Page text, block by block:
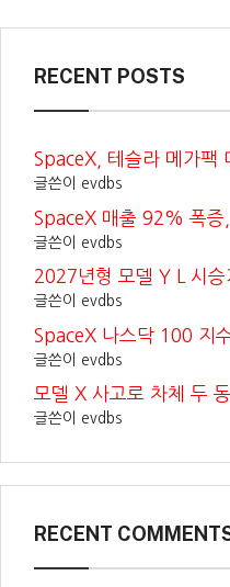
RECENT POSTS
SpaceX, 테슬라 메가팩
글쓴이 evdbs
SpaceX 매출 92% 폭증,
글쓴이 evdbs
2027년형 모델 Y L 시승
글쓴이 evdbs
SpaceX 나스닥 100 지
글쓴이 evdbs
모델 X 사고로 차체 두
글쓴이 evdbs
RECENT